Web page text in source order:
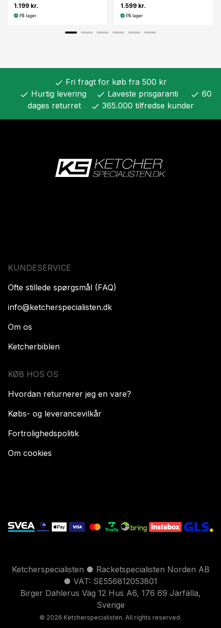
1.199 kr.
På lager
1.599 kr.
På lager
check Fri fragt for køb fra 500 kr
check Hurtig levering check Laveste prisgaranti check 60
dages returret
check 365.000 tilfredse kunder
KUNDESERVICE
Ofte stillede spørgsmål (FAQ)
info@ketcherspecialisten.dk
Om os
Ketcherbiblen
KØB HOS OS
Hvordan returnerer jeg en vare?
Købs- og leverancevilkår
Fortrolighedspolitik
Om cookies
Ketcherspecialisten ● Racketspecialisten Norden AB
● VAT: SE556812053801
Birger Dahlerus Väg 12 Hus A6, 176 69 Järfälla,
Sverige
© 2026 Ketcherspecialisten. All rights reserved.